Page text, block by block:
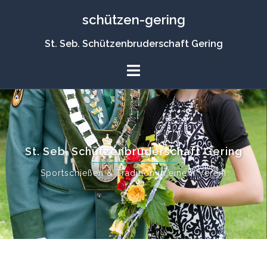
schützen-gering
St. Seb. Schützenbruderschaft Gering
St. Seb. Schützenbruderschaft Gering
Sportschießen & Tradition in einem Verein